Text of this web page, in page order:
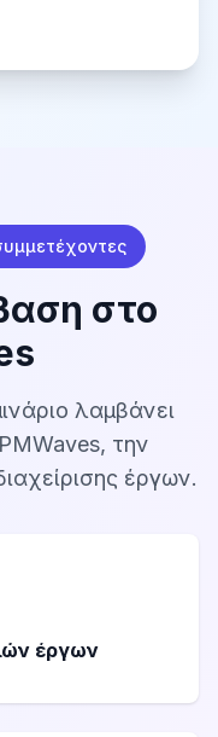
στο
λαμβάνει
την
έργων.
έργων